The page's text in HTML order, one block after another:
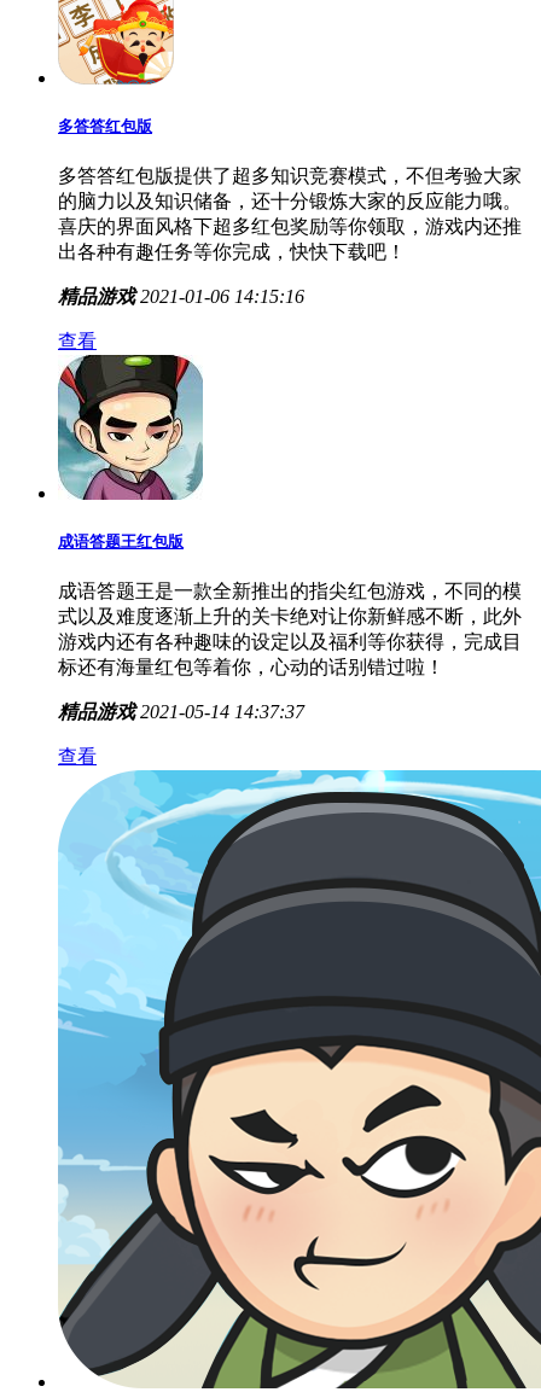
多答答红包版
多答答红包版提供了超多知识竞赛模式，不但考验大家
的脑力以及知识储备，还十分锻炼大家的反应能力哦。
喜庆的界面风格下超多红包奖励等你领取，游戏内还推
出各种有趣任务等你完成，快快下载吧！
精品游戏 2021-01-06 14:15:16
查看
成语答题王红包版
成语答题王是一款全新推出的指尖红包游戏，不同的模
式以及难度逐渐上升的关卡绝对让你新鲜感不断，此外
游戏内还有各种趣味的设定以及福利等你获得，完成目
标还有海量红包等着你，心动的话别错过啦！
精品游戏 2021-05-14 14:37:37
查看